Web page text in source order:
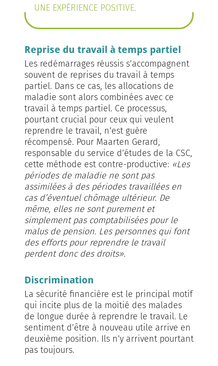
UNE EXPÉRIENCE POSITIVE.
Reprise du travail à temps partiel
Les redémarrages réussis s’accompagnent
souvent de reprises du travail à temps
partiel. Dans ce cas, les allocations de
maladie sont alors combinées avec ce
travail à temps partiel. Ce processus,
pourtant crucial pour ceux qui veulent
reprendre le travail, n’est guère
récompensé. Pour Maarten Gerard,
responsable du service d’études de la CSC,
cette méthode est contre-productive: «Les
périodes de maladie ne sont pas
assimilées à des périodes travaillées en
cas d’éventuel chômage ultérieur. De
même, elles ne sont purement et
simplement pas comptabilisées pour le
malus de pension. Les personnes qui font
des efforts pour reprendre le travail
perdent donc des droits».
Discrimination
La sécurité financière est le principal motif
qui incite plus de la moitié des malades
de longue durée à reprendre le travail. Le
sentiment d’être à nouveau utile arrive en
deuxième position. Ils n’y arrivent pourtant
pas toujours.